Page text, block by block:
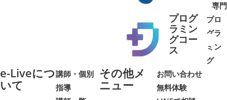
専門
プログ
ラミン
グコー
ス
プロ
グラ
ミン
グ
➜➜
e-Liveにつ
いて
講師・個別
指導
その他メ
ニュー
お問い合わせ
無料体験